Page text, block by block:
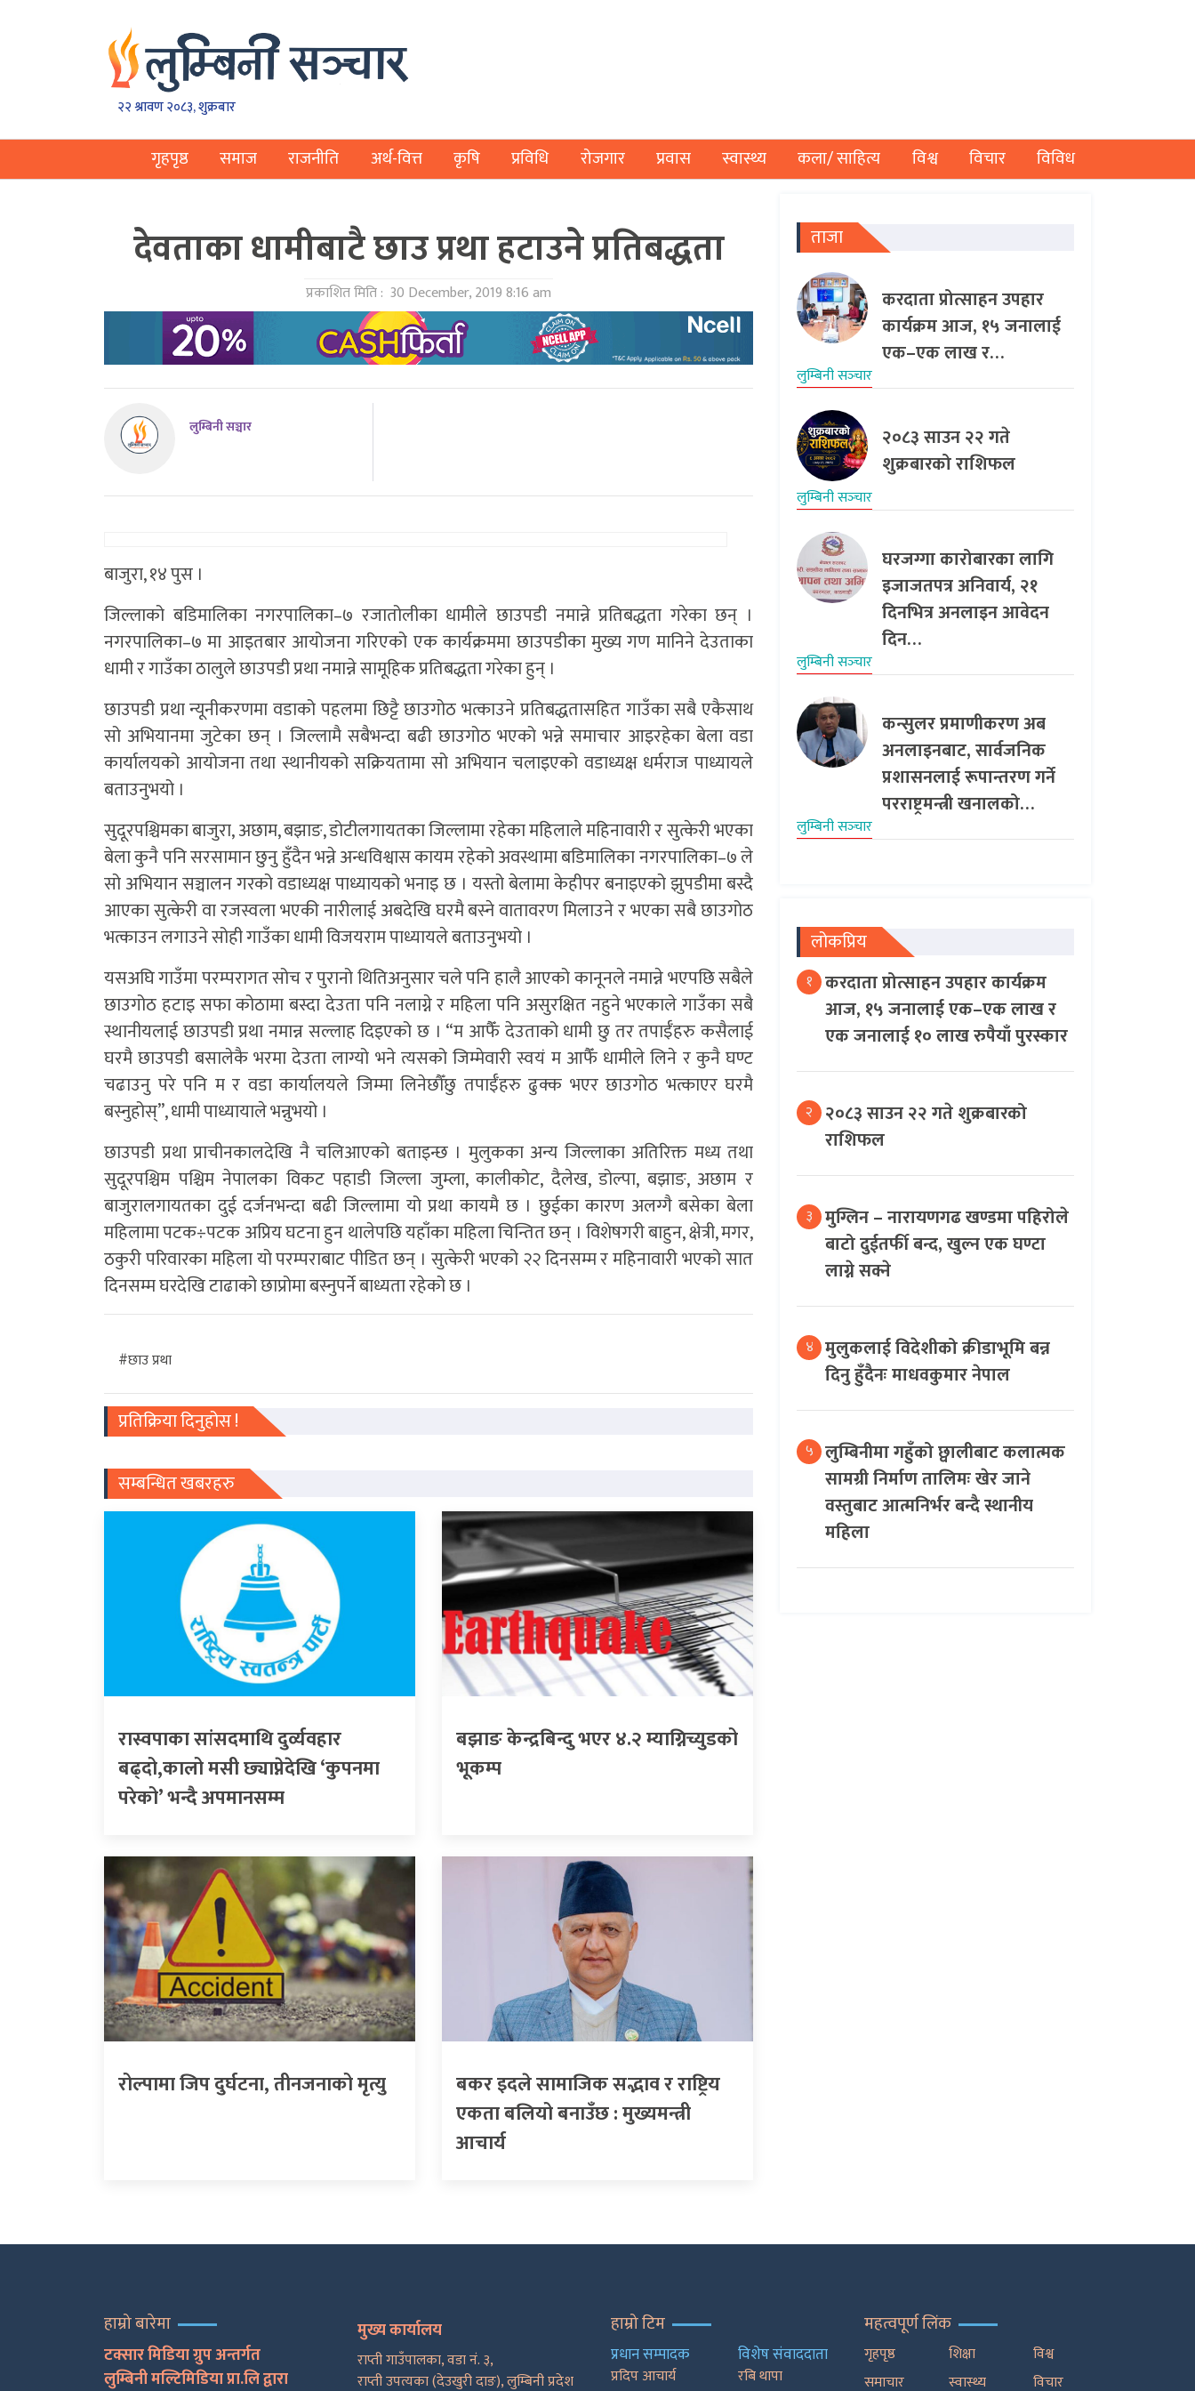
२२ श्रावण २०८३, शुक्रबार
गृहपृष्ठ समाज राजनीति अर्थ-वित्त कृषि प्रविधि रोजगार प्रवास स्वास्थ्य कला/ साहित्य विश्व विचार विविध
देवताका धामीबाटै छाउ प्रथा हटाउने प्रतिबद्धता
प्रकाशित मिति : 30 December, 2019 8:16 am
लुम्बिनी सञ्चार
बाजुरा, १४ पुस ।
जिल्लाको बडिमालिका नगरपालिका–७ रजातोलीका धामीले छाउपडी नमान्ने प्रतिबद्धता गरेका छन् ।
नगरपालिका–७ मा आइतबार आयोजना गरिएको एक कार्यक्रममा छाउपडीका मुख्य गण मानिने देउताका
धामी र गाउँका ठालुले छाउपडी प्रथा नमान्ने सामूहिक प्रतिबद्धता गरेका हुन् ।
छाउपडी प्रथा न्यूनीकरणमा वडाको पहलमा छिट्टै छाउगोठ भत्काउने प्रतिबद्धतासहित गाउँका सबै एकैसाथ
सो अभियानमा जुटेका छन् । जिल्लामै सबैभन्दा बढी छाउगोठ भएको भन्ने समाचार आइरहेका बेला वडा
कार्यालयको आयोजना तथा स्थानीयको सक्रियतामा सो अभियान चलाइएको वडाध्यक्ष धर्मराज पाध्यायले
बताउनुभयो ।
सुदूरपश्चिमका बाजुरा, अछाम, बझाङ, डोटीलगायतका जिल्लामा रहेका महिलाले महिनावारी र सुत्केरी भएका
बेला कुनै पनि सरसामान छुनु हुँदैन भन्ने अन्धविश्वास कायम रहेको अवस्थामा बडिमालिका नगरपालिका–७ ले
सो अभियान सञ्चालन गरको वडाध्यक्ष पाध्यायको भनाइ छ । यस्तो बेलामा केहीपर बनाइएको झुपडीमा बस्दै
आएका सुत्केरी वा रजस्वला भएकी नारीलाई अबदेखि घरमै बस्ने वातावरण मिलाउने र भएका सबै छाउगोठ
भत्काउन लगाउने सोही गाउँका धामी विजयराम पाध्यायले बताउनुभयो ।
यसअघि गाउँमा परम्परागत सोच र पुरानो थितिअनुसार चले पनि हालै आएको कानूनले नमान्ने भएपछि सबैले
छाउगोठ हटाइ सफा कोठामा बस्दा देउता पनि नलाग्ने र महिला पनि असुरक्षित नहुने भएकाले गाउँका सबै
स्थानीयलाई छाउपडी प्रथा नमान्न सल्लाह दिइएको छ । “म आफैँ देउताको धामी छु तर तपाईँहरु कसैलाई
घरमै छाउपडी बसालेकै भरमा देउता लाग्यो भने त्यसको जिम्मेवारी स्वयं म आफैँ धामीले लिने र कुनै घण्ट
चढाउनु परे पनि म र वडा कार्यालयले जिम्मा लिनेछौँछु तपाईँहरु ढुक्क भएर छाउगोठ भत्काएर घरमै
बस्नुहोस्”, धामी पाध्यायाले भन्नुभयो ।
छाउपडी प्रथा प्राचीनकालदेखि नै चलिआएको बताइन्छ । मुलुकका अन्य जिल्लाका अतिरिक्त मध्य तथा
सुदूरपश्चिम पश्चिम नेपालका विकट पहाडी जिल्ला जुम्ला, कालीकोट, दैलेख, डोल्पा, बझाङ, अछाम र
बाजुरालगायतका दुई दर्जनभन्दा बढी जिल्लामा यो प्रथा कायमै छ । छुईका कारण अलग्गै बसेका बेला
महिलामा पटक÷पटक अप्रिय घटना हुन थालेपछि यहाँका महिला चिन्तित छन् । विशेषगरी बाहुन, क्षेत्री, मगर,
ठकुरी परिवारका महिला यो परम्पराबाट पीडित छन् । सुत्केरी भएको २२ दिनसम्म र महिनावारी भएको सात
दिनसम्म घरदेखि टाढाको छाप्रोमा बस्नुपर्ने बाध्यता रहेको छ ।
#छाउ प्रथा
प्रतिक्रिया दिनुहोस !
सम्बन्धित खबरहरु
रास्वपाका सांसदमाथि दुर्व्यवहार
बढ्दो,कालो मसी छ्याप्नेदेखि ‘कुपनमा
परेको’ भन्दै अपमानसम्म
बझाङ केन्द्रबिन्दु भएर ४.२ म्याग्निच्युडको
भूकम्प
रोल्पामा जिप दुर्घटना, तीनजनाको मृत्यु
बकर इदले सामाजिक सद्भाव र राष्ट्रिय
एकता बलियो बनाउँछ : मुख्यमन्त्री
आचार्य
ताजा
करदाता प्रोत्साहन उपहार
कार्यक्रम आज, १५ जनालाई
एक–एक लाख र…
लुम्बिनी सञ्‍चार
२०८३ साउन २२ गते
शुक्रबारको राशिफल
लुम्बिनी सञ्‍चार
घरजग्गा कारोबारका लागि
इजाजतपत्र अनिवार्य, २१
दिनभित्र अनलाइन आवेदन
दिन…
लुम्बिनी सञ्‍चार
कन्सुलर प्रमाणीकरण अब
अनलाइनबाट, सार्वजनिक
प्रशासनलाई रूपान्तरण गर्ने
परराष्ट्रमन्त्री खनालको…
लुम्बिनी सञ्‍चार
लोकप्रिय
१ करदाता प्रोत्साहन उपहार कार्यक्रम
आज, १५ जनालाई एक–एक लाख र
एक जनालाई १० लाख रुपैयाँ पुरस्कार
२ २०८३ साउन २२ गते शुक्रबारको
राशिफल
३ मुग्लिन – नारायणगढ खण्डमा पहिरोले
बाटो दुईतर्फी बन्द, खुल्न एक घण्टा
लाग्ने सक्ने
४ मुलुकलाई विदेशीको क्रीडाभूमि बन्न
दिनु हुँदैनः माधवकुमार नेपाल
५ लुम्बिनीमा गहुँको छ्वालीबाट कलात्मक
सामग्री निर्माण तालिमः खेर जाने
वस्तुबाट आत्मनिर्भर बन्दै स्थानीय
महिला
हाम्रो बारेमा
टक्सार मिडिया ग्रुप अन्तर्गत
लुम्बिनी मल्टिमिडिया प्रा.लि द्वारा
मुख्य कार्यालय
राप्ती गाउँपालका, वडा नं. ३,
राप्ती उपत्यका (देउखुरी दाङ), लुम्बिनी प्रदेश
हाम्रो टिम
प्रधान सम्पादक
प्रदिप आचार्य
विशेष संवाददाता
रबि थापा
महत्वपूर्ण लिंक
गृहपृष्ठ
समाचार
शिक्षा
स्वास्थ्य
विश्व
विचार